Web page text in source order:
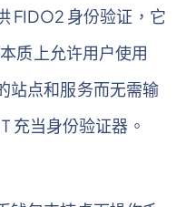
FIDO2 身份验证，它
质上允许用户使用
站点和服务而无需输
充当身份验证器。